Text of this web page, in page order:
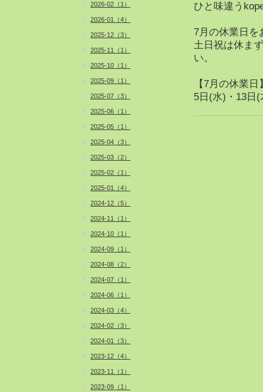
ひと味違う
7月の休業日を
土日祝は休ま
い。
【7月の休業日
5日(水)・13日
2026-02（1）
2026-01（4）
2025-12（3）
2025-11（1）
2025-10（1）
2025-09（1）
2025-07（3）
2025-06（1）
2025-05（1）
2025-04（3）
2025-03（2）
2025-02（1）
2025-01（4）
2024-12（5）
2024-11（1）
2024-10（1）
2024-09（1）
2024-08（2）
2024-07（1）
2024-06（1）
2024-03（4）
2024-02（3）
2024-01（3）
2023-12（4）
2023-11（1）
2023-09（1）